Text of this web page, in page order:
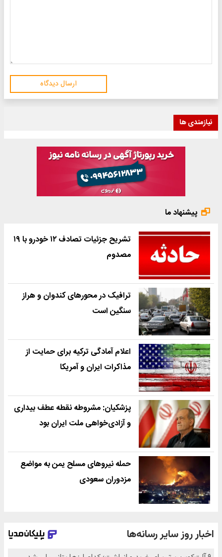
ارسال دیدگاه
نیازمندی ها
پیشنهاد ما
تشریح جزئیات تصادف ۱۲ خودرو با ۱۹
مصدوم
ترافیک در محورهای کندوان و هراز
سنگین است
اعلام آمادگی ترکیه برای حمایت از
مذاکرات ایران و آمریکا
پزشکیان: مشروطه نقطه عطف بیداری
و آزادی‌خواهی ملت ایران بود
حمله نیروهای مسلح یمن به مواضع
مزدوران سعودی